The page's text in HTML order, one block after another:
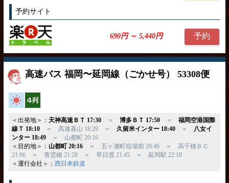
予約サイト
690円 ～ 5,440円 予約
高速バス 福岡〜延岡線（ごかせ号） 53308便
高速バス
＜出発地＞： 天神高速ＢＴ 17:30＝ 博多ＢＴ 17:50＝ 福岡空港国際
線Ｔ 18:10＝ 高速基山 18:29 ＝ 久留米インター 18:40＝
八女イ
ンター 18:49＝ 山都町 20:16
＜目的地＞： 山都町 20:16＝ 五ヶ瀬町役場前 20:46 ＝ 高千穂ＢＣ
21:06 ＝ 青雲橋 21:28 ＝ 早日渡 21:45 ＝ 延岡駅 22:10
＜運行会社＞： 西日本鉄道